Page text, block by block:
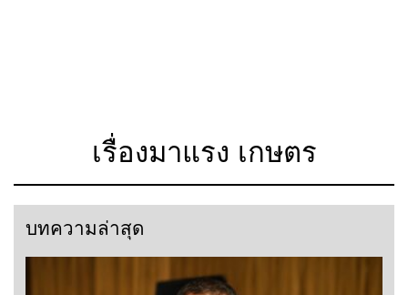
เรื่องมาแรง เกษตร
บทความล่าสุด